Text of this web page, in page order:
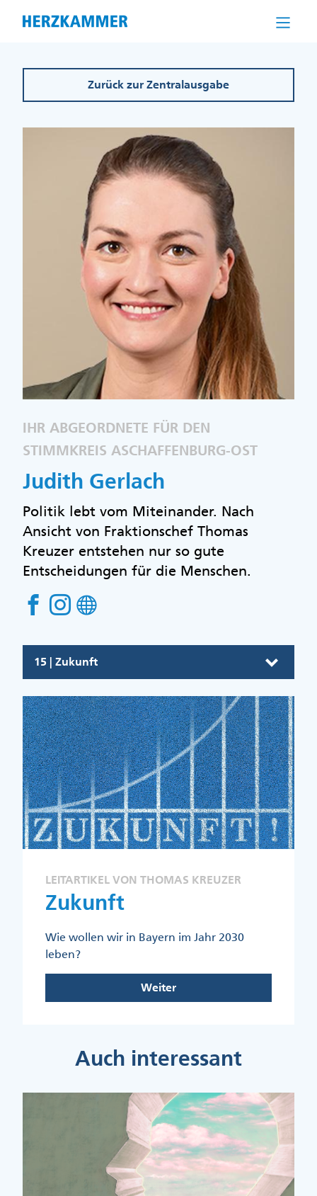
Zurück zur Zentralausgabe
15 | Zukunft
IHR ABGEORDNETE FÜR DEN
STIMMKREIS ASCHAFFENBURG-OST
Judith Gerlach
Politik lebt vom Miteinander. Nach
Ansicht von Fraktionschef Thomas
Kreuzer entstehen nur so gute
Entscheidungen für die Menschen.
LEITARTIKEL VON THOMAS KREUZER
Zukunft
Wie wollen wir in Bayern im Jahr 2030
leben?
Weiter
Auch interessant